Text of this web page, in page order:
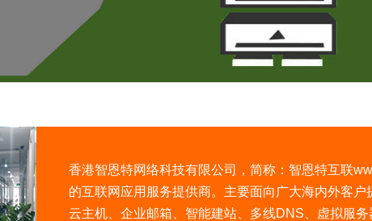
香港智恩特网络科技有限公司，简称：智恩特互联
的互联网应用服务提供商。主要面向广大海内外客户
云主机、企业邮箱、智能建站、多线DNS、虚拟服